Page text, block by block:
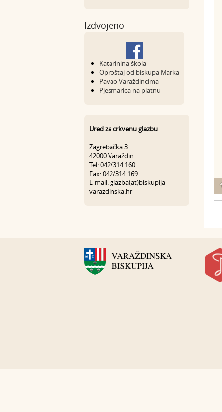
Izdvojeno
Katarinina škola
Oproštaj od biskupa Marka
Pavao Varaždincima
Pjesmarica na platnu
Ured za crkvenu glazbu
Zagrebačka 3
42000 Varaždin
Tel: 042/314 160
Fax: 042/314 169
E-mail: glazba(at)biskupija-
varazdinska.hr